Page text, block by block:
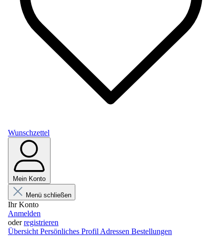
Wunschzettel
Mein Konto
Menü schließen
Ihr Konto
Anmelden
oderregistrieren
Übersicht Persönliches Profil Adressen Bestellungen